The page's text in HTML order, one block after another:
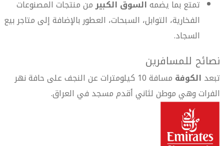
تمتع بما يضمهالسوق الكبيرمن منتجات المصنوعات
الفخارية، التوابل، السبحات، العطور بالإضافة إلى متاجر بيع
السجاد.
نصائح للمسافرين
تبعد الكوفة
مسافة 10 كيلومترات عن النجف على حافة نهر
الفرات وهي موطن لثاني أقدم مسجد في العراق.